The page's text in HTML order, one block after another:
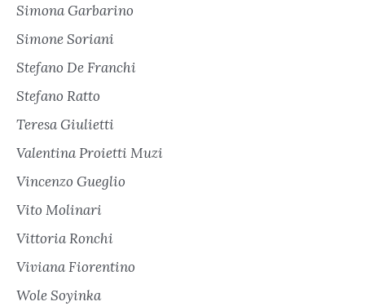
Simona Garbarino
Simone Soriani
Stefano De Franchi
Stefano Ratto
Teresa Giulietti
Valentina Proietti Muzi
Vincenzo Gueglio
Vito Molinari
Vittoria Ronchi
Viviana Fiorentino
Wole Soyinka